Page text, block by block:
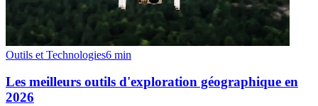
Outils et Technologies6 min
Les meilleurs outils d'exploration géographique en
2026